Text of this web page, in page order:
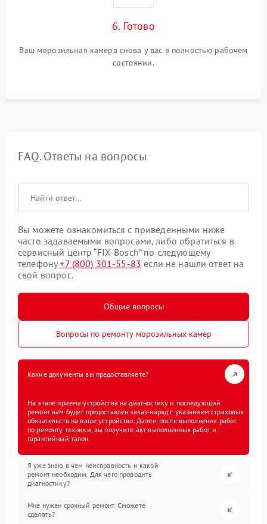
6. Готово
Ваш морозильная камера снова у вас в полностью рабочем
состоянии.
FAQ. Ответы на вопросы
Вы можете ознакомиться с приведенными ниже
часто задаваемыми вопросами, либо обратиться в
сервисный центр “FIX-Bosch” по следующему
телефону+7 (800) 301-55-83 если не нашли ответ на
свой вопрос.
Общие вопросы
Вопросы по ремонту морозильных камер
Какие документы вы предоставляете?
На этапе приема устройства на диагностику и последующий
ремонт вам будет предоставлен заказ-наряд с указанием страховых
обязательств на ваше устройство. Далее, после выполнения работ
по ремонту техники, вы получите акт выполненных работ и
гарантийный талон.
Я уже знаю в чем неисправность и какой
ремонт необходим. Для чего проводить
диагностику?
Мне нужен срочный ремонт. Сможете
сделать?